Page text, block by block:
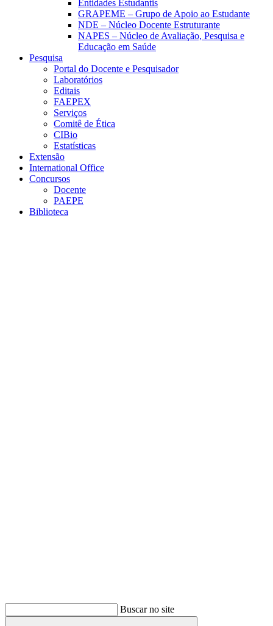
Entidades Estudantis
GRAPEME – Grupo de Apoio ao Estudante
NDE – Núcleo Docente Estruturante
NAPES – Núcleo de Avaliação, Pesquisa e
Educação em Saúde
Pesquisa
Portal do Docente e Pesquisador
Laboratórios
Editais
FAEPEX
Serviços
Comitê de Ética
CIBio
Estatísticas
Extensão
International Office
Concursos
Docente
PAEPE
Biblioteca
Buscar no site